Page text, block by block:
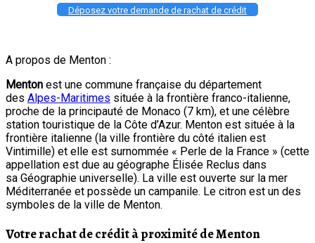
Déposez votre demande de rachat de crédit
A propos de Menton :
Menton est une commune française du département
des Alpes-Maritimes située à la frontière franco-italienne,
proche de la principauté de Monaco (7 km), et une célèbre
station touristique de la Côte d’Azur. Menton est située à la
frontière italienne (la ville frontière du côté italien est
Vintimille) et elle est surnommée « Perle de la France » (cette
appellation est due au géographe Élisée Reclus dans
sa Géographie universelle). La ville est ouverte sur la mer
Méditerranée et possède un campanile. Le citron est un des
symboles de la ville de Menton.
Votre rachat de crédit à proximité de Menton